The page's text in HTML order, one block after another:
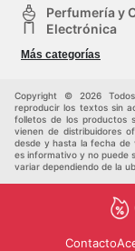
Perfumería y
Electrónica
Deporte
Juguetes y
Más categorías
Copyright © 2026
reproducir los textos sin
folletos de los productos
vienen de distribuidores
desde y hasta la fecha de
es informativo y no puede
variar dependiendo de la
Contacto